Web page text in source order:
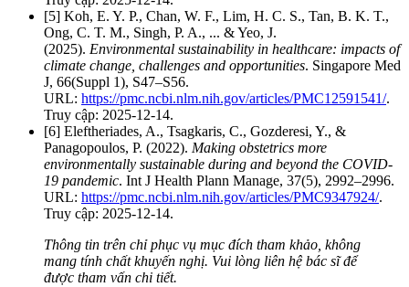
[5] Koh, E. Y. P., Chan, W. F., Lim, H. C. S., Tan, B. K. T.,
Ong, C. T. M., Singh, P. A., ... & Yeo, J.
(2025). Environmental sustainability in healthcare: impacts of
climate change, challenges and opportunities. Singapore Med
J, 66(Suppl 1), S47–S56.
URL: https://pmc.ncbi.nlm.nih.gov/articles/PMC12591541/.
Truy cập: 2025-12-14.
[6] Eleftheriades, A., Tsagkaris, C., Gozderesi, Y., &
Panagopoulos, P. (2022). Making obstetrics more
environmentally sustainable during and beyond the COVID‐
19 pandemic. Int J Health Plann Manage, 37(5), 2992–2996.
URL: https://pmc.ncbi.nlm.nih.gov/articles/PMC9347924/.
Truy cập: 2025-12-14.
Thông tin trên chỉ phục vụ mục đích tham khảo, không
mang tính chất khuyến nghị. Vui lòng liên hệ bác sĩ để
được tham vấn chi tiết.